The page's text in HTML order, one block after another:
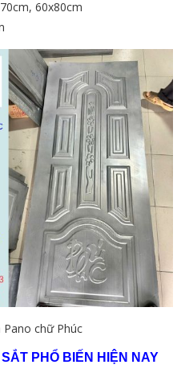
60x80cm
chữ Phúc
PHỔ BIẾN HIỆN NAY